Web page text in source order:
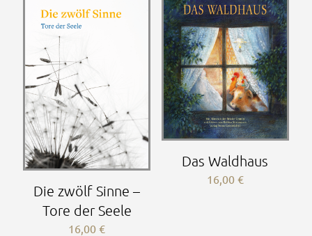
Die zwölf Sinne –
Tore der Seele
16,00€
Das Waldhaus
16,00 €